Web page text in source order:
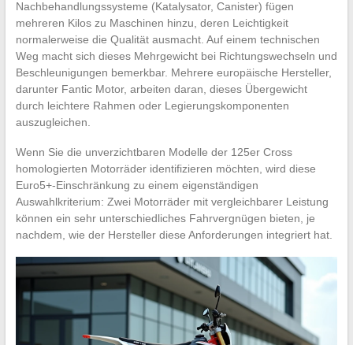
Nachbehandlungssysteme (Katalysator, Canister) fügen
mehreren Kilos zu Maschinen hinzu, deren Leichtigkeit
normalerweise die Qualität ausmacht. Auf einem technischen
Weg macht sich dieses Mehrgewicht bei Richtungswechseln und
Beschleunigungen bemerkbar. Mehrere europäische Hersteller,
darunter Fantic Motor, arbeiten daran, dieses Übergewicht
durch leichtere Rahmen oder Legierungskomponenten
auszugleichen.
Wenn Sie die unverzichtbaren Modelle der 125er Cross
homologierten Motorräder identifizieren möchten, wird diese
Euro5+-Einschränkung zu einem eigenständigen
Auswahlkriterium: Zwei Motorräder mit vergleichbarer Leistung
können ein sehr unterschiedliches Fahrvergnügen bieten, je
nachdem, wie der Hersteller diese Anforderungen integriert hat.